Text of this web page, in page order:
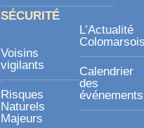
SÉCURITÉ
Voisins
vigilants
Risques
Naturels
Majeurs
L’Actualité
Calendrier
des
événements